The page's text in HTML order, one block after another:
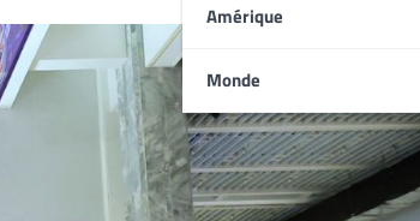
Amérique
Monde